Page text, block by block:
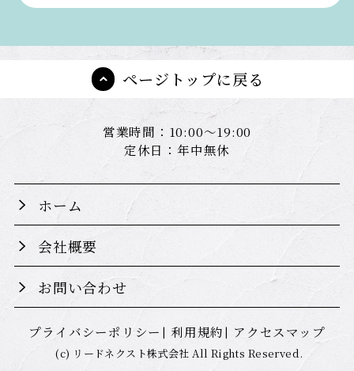
ページトップに戻る
営業時間：10:00～19:00
定休日：年中無休
ホーム
会社概要
お問い合わせ
プライバシーポリシー 利用規約 アクセスマップ
(c) リードネクスト株式会社 All Rights Reserved.